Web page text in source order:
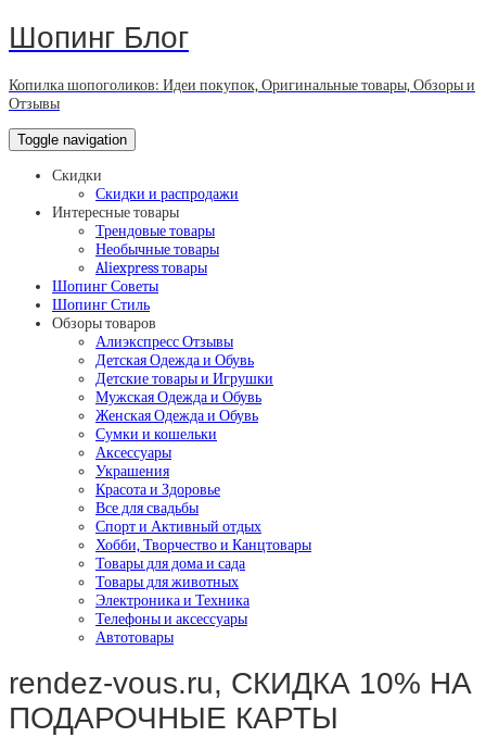
Шопинг Блог
Копилка шопоголиков: Идеи покупок, Оригинальные товары, Обзоры и
Отзывы
Toggle navigation
Скидки
Скидки и распродажи
Интересные товары
Трендовые товары
Необычные товары
Aliexpress товары
Шопинг Советы
Шопинг Стиль
Обзоры товаров
Алиэкспресс Отзывы
Детская Одежда и Обувь
Детские товары и Игрушки
Мужская Одежда и Обувь
Женская Одежда и Обувь
Сумки и кошельки
Аксессуары
Украшения
Красота и Здоровье
Все для свадьбы
Спорт и Активный отдых
Хобби, Творчество и Канцтовары
Товары для дома и сада
Товары для животных
Электроника и Техника
Телефоны и аксессуары
Автотовары
rendez-vous.ru, СКИДКА 10% НА
ПОДАРОЧНЫЕ КАРТЫ